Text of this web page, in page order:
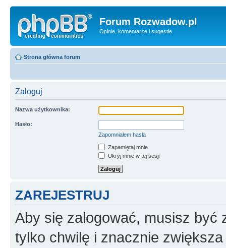
Forum Rozwadow.pl
Opinie, komentarze i sugestie
Strona główna forum
Zaloguj
Nazwa użytkownika:
Hasło:
Zapomniałem hasła
Zapamiętaj mnie
Ukryj mnie w tej sesji
ZAREJESTRUJ
Aby się zalogować, musisz być
tylko chwilę i znacznie